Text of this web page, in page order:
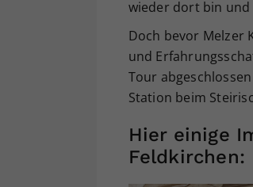
wieder dort bin und
Doch bevor Melzer
und
Tour
Station beim
Hier einige
Feldkirchen: